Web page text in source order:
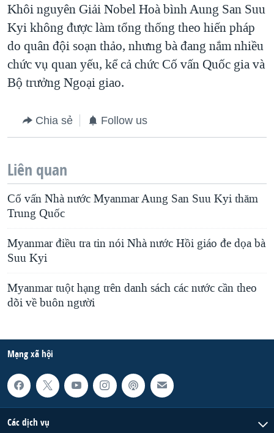
Khôi nguyên Giải Nobel Hoà bình Aung San Suu
Kyi không được làm tổng thống theo hiến pháp
do quân đội soạn thảo, nhưng bà đang nắm nhiều
chức vụ quan yếu, kể cả chức Cố vấn Quốc gia và
Bộ trưởng Ngoại giao.
Chia sẻ Follow us
Liên quan
Cố vấn Nhà nước Myanmar Aung San Suu Kyi thăm
Trung Quốc
Myanmar điều tra tin nói Nhà nước Hồi giáo đe dọa bà
Suu Kyi
Myanmar tuột hạng trên danh sách các nước cần theo
dõi về buôn người
Mạng xã hội
Các dịch vụ